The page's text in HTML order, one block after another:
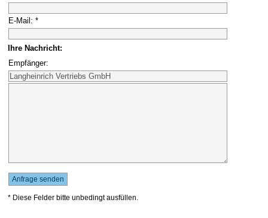
E-Mail: *
Ihre Nachricht:
Empfänger:
* Diese Felder bitte unbedingt ausfüllen.